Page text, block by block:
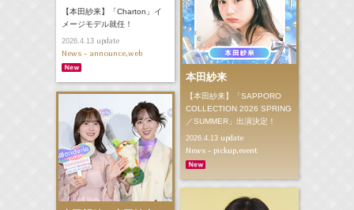
【本田紗来】「Charton」イ
メージモデル就任！
2026.4.13update
News - announce,web
本田紗来
【本田紗来】「SAPPORO
COLLECTION 2026 SPRING
／SUMMER」出演決定！
2026.4.13update
News - pickup,event